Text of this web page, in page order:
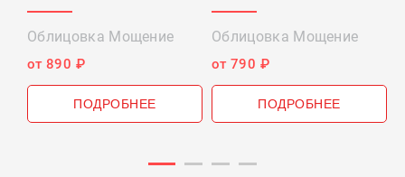
Облицовка Мощение
от 890 ₽
ПОДРОБНЕЕ
Облицовка Мощение
от 790 ₽
ПОДРОБНЕЕ